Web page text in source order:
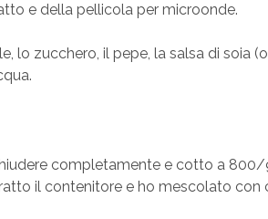
e della pellicola per microonde.
lo zucchero, il pepe, la salsa di soia
completamente e cotto a 800/
il contenitore e ho mescolato con